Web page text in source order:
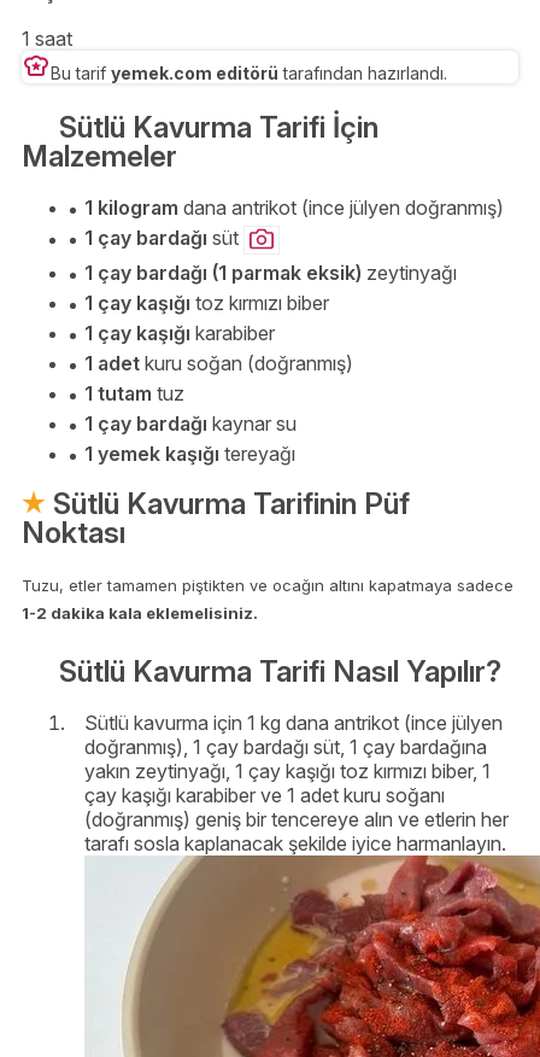
1 saat
Bu tarif yemek.com editörü tarafından hazırlandı.
Sütlü Kavurma Tarifi İçin
Malzemeler
1 kilogram dana antrikot (ince jülyen doğranmış)
1 çay bardağı süt
1 çay bardağı (1 parmak eksik) zeytinyağı
1 çay kaşığı toz kırmızı biber
1 çay kaşığı karabiber
1 adet kuru soğan (doğranmış)
1 tutam tuz
1 çay bardağı kaynar su
1 yemek kaşığı tereyağı
Sütlü Kavurma Tarifinin Püf
Noktası
Tuzu, etler tamamen piştikten ve ocağın altını kapatmaya sadece
1-2 dakika kala eklemelisiniz.
Sütlü Kavurma Tarifi Nasıl Yapılır?
Sütlü kavurma için 1 kg dana antrikot (ince jülyen
doğranmış), 1 çay bardağı süt, 1 çay bardağına
yakın zeytinyağı, 1 çay kaşığı toz kırmızı biber, 1
çay kaşığı karabiber ve 1 adet kuru soğanı
(doğranmış) geniş bir tencereye alın ve etlerin her
tarafı sosla kaplanacak şekilde iyice harmanlayın.